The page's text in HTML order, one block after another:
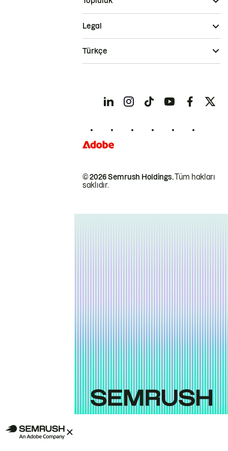
© 2026 Semrush Holdings.Tüm hakları
saklıdır.
Legal
Türkçe